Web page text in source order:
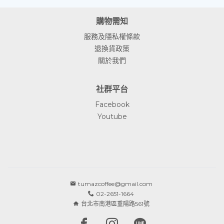
購物需知
服務及隱私權條款
退換貨政策
關於我們
社群平台
Facebook
Youtube
tumazcoffee@gmail.com
02-2651-1664
台北市南港區重陽路561號
Facebook page
Instagram page
Line page